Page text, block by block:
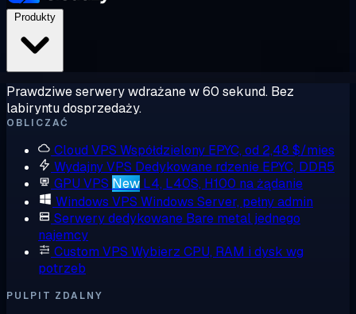
Prawdziwe serwery wdrażane w 60 sekund. Bez
labiryntu dosprzedaży.
OBLICZAĆ
Cloud VPS Współdzielony EPYC, od 2,48 $/mies
Wydajny VPS Dedykowane rdzenie EPYC, DDR5
GPU VPS New L4, L40S, H100 na żądanie
Windows VPS Windows Server, pełny admin
Serwery dedykowane Bare metal jednego
najemcy
Custom VPS Wybierz CPU, RAM i dysk wg
potrzeb
PULPIT ZDALNY